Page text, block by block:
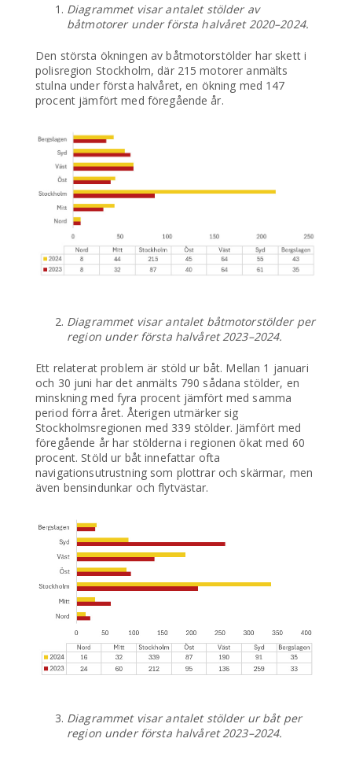
Diagrammet visar antalet stölder av
båtmotorer under första halvåret 2020–2024.
Den största ökningen av båtmotorstölder har skett i
polisregion Stockholm, där 215 motorer anmälts
stulna under första halvåret, en ökning med 147
procent jämfört med föregående år.
Diagrammet visar antalet båtmotorstölder per
region under första halvåret 2023–2024.
Ett relaterat problem är stöld ur båt. Mellan 1 januari
och 30 juni har det anmälts 790 sådana stölder, en
minskning med fyra procent jämfört med samma
period förra året. Återigen utmärker sig
Stockholmsregionen med 339 stölder. Jämfört med
föregående år har stölderna i regionen ökat med 60
procent. Stöld ur båt innefattar ofta
navigationsutrustning som plottrar och skärmar, men
även bensindunkar och flytvästar.
Diagrammet visar antalet stölder ur båt per
region under första halvåret 2023–2024.